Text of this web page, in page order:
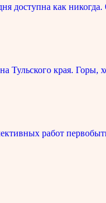
доступна как
края.
работ